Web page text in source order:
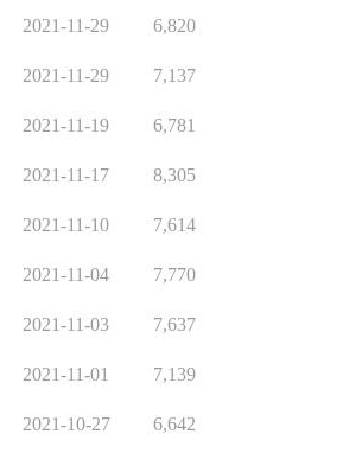
2021-11-29 6,820
2021-11-29 7,137
2021-11-19 6,781
2021-11-17 8,305
2021-11-10 7,614
2021-11-04 7,770
2021-11-03 7,637
2021-11-01 7,139
2021-10-27
6,642